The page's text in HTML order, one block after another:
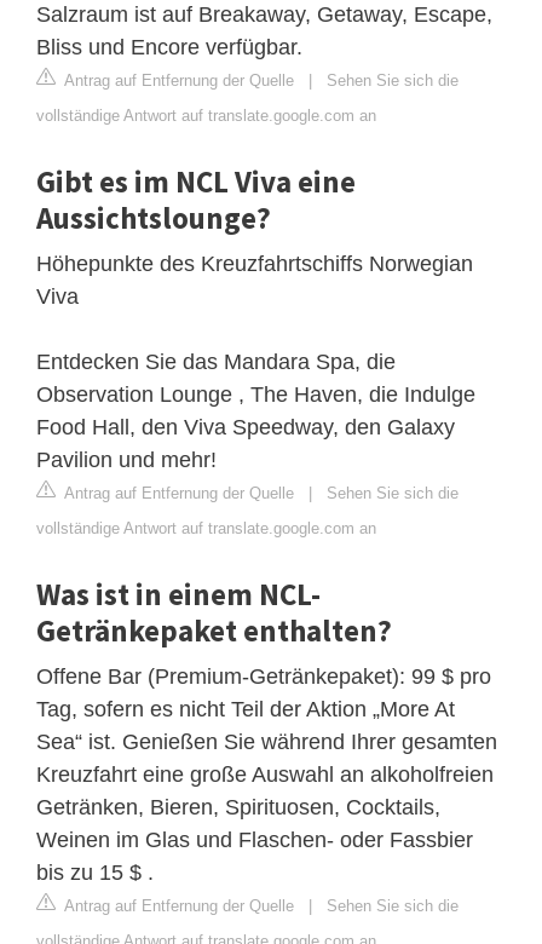
Salzraum ist auf Breakaway, Getaway, Escape,
Bliss und Encore verfügbar.
Antrag auf Entfernung der Quelle | Sehen Sie sich die
vollständige Antwort auf translate.google.com an
Gibt es im NCL Viva eine
Aussichtslounge?
Höhepunkte des Kreuzfahrtschiffs Norwegian
Viva
Entdecken Sie das Mandara Spa, die
Observation Lounge , The Haven, die Indulge
Food Hall, den Viva Speedway, den Galaxy
Pavilion und mehr!
Antrag auf Entfernung der Quelle | Sehen Sie sich die
vollständige Antwort auf translate.google.com an
Was ist in einem NCL-
Getränkepaket enthalten?
Offene Bar (Premium-Getränkepaket): 99 $ pro
Tag, sofern es nicht Teil der Aktion „More At
Sea“ ist. Genießen Sie während Ihrer gesamten
Kreuzfahrt eine große Auswahl an alkoholfreien
Getränken, Bieren, Spirituosen, Cocktails,
Weinen im Glas und Flaschen- oder Fassbier
bis zu 15 $ .
Antrag auf Entfernung der Quelle | Sehen Sie sich die